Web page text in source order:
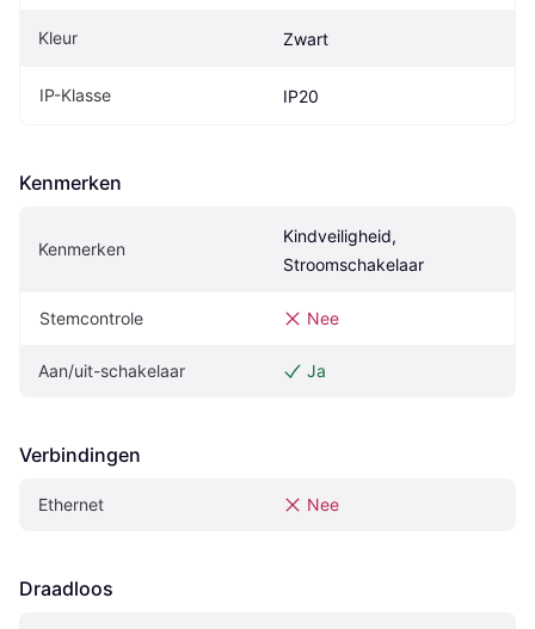
Kleur Zwart
IP-Klasse IP20
Kenmerken
Kenmerken
Kindveiligheid,
Stroomschakelaar
Stemcontrole Nee
Aan/uit-schakelaar Ja
Verbindingen
Ethernet Nee
Draadloos